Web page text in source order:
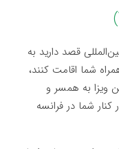
قصد دارید به
شما اقامت کنند،
ویزا به همسر و
در کنار شما در فرانسه